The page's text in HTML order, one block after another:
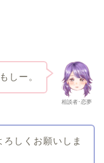
相談者･恋夢
しー。
しくお願いしま